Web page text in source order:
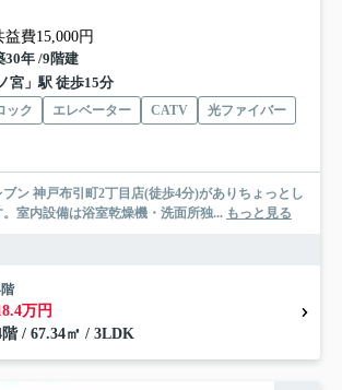
費15,000円
30年 /9階建
宮」駅 徒歩15分
ック エレベーター CATV
光ファイバー
ン 神戸布引町2丁目店(徒歩4分)がありちょっとし
室内設備は浴室乾燥機・洗面所独... もっと見る
万円
階 / 67.34㎡ / 3LDK